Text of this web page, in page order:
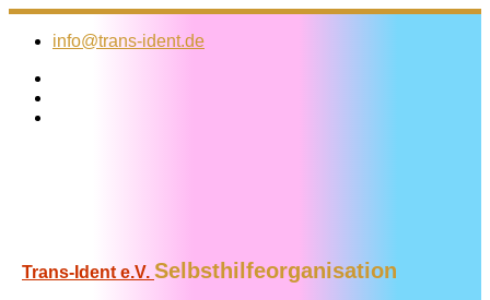
Zum
Inhalt
info@trans-ident.de
Trans-Ident e.V. Selbsthilfeorganisation